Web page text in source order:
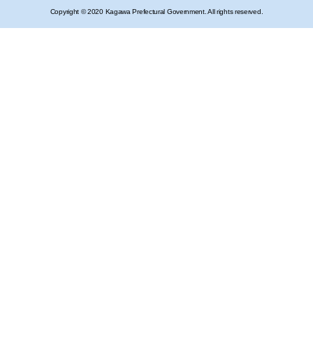
Copyright © 2020 Kagawa Prefectural Government. All rights reserved.